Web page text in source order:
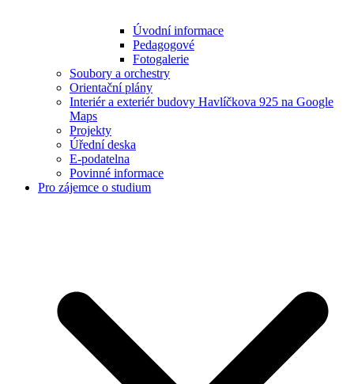
Úvodní informace
Pedagogové
Fotogalerie
Soubory a orchestry
Orientační plány
Interiér a exteriér budovy Havlíčkova 925 na Google
Maps
Projekty
Úřední deska
E-podatelna
Povinné informace
Pro zájemce o studium